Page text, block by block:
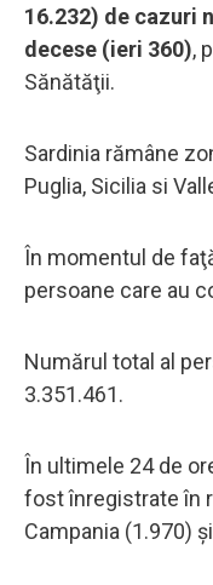
16.232) de cazuri
decese (ieri 360),
Sănătăţii.
Sardinia rămâne
Puglia, Sicilia si
În momentul de
persoane care au
Numărul total al
3.351.461.
În ultimele 24 de
fost înregistrate în
Campania (1.970)